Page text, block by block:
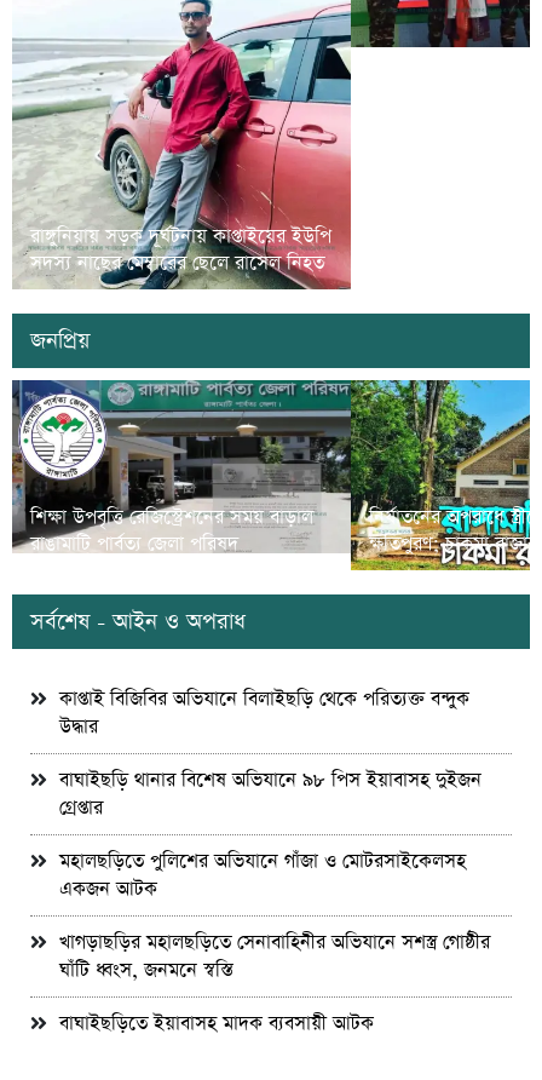
রাঙ্গুনিয়ায় সড়ক দূর্ঘটনায় কাপ্তাইয়ের ইউপি
সদস্য নাছের মেম্বারের ছেলে রাসেল নিহত
জনপ্রিয়
শিক্ষা উপবৃত্তি রেজিস্ট্রেশনের সময় বাড়াল
রাঙামাটি পার্বত্য জেলা পরিষদ
নির্যাতনের অপরাধে
ক্ষতিপুরণ; চাকমা
সর্বশেষ - আইন ও অপরাধ
কাপ্তাই বিজিবির অভিযানে বিলাইছড়ি থেকে পরিত্যক্ত বন্দুক
উদ্ধার
বাঘাইছড়ি থানার বিশেষ অভিযানে ৯৮ পিস ইয়াবাসহ দুইজন
গ্রেপ্তার
মহালছড়িতে পুলিশের অভিযানে গাঁজা ও মোটরসাইকেলসহ
একজন আটক
খাগড়াছড়ির মহালছড়িতে সেনাবাহিনীর অভিযানে সশস্ত্র গোষ্ঠীর
ঘাঁটি ধ্বংস, জনমনে স্বস্তি
বাঘাইছড়িতে ইয়াবাসহ মাদক ব্যবসায়ী আটক